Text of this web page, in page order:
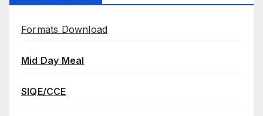
Formats Download
Mid Day Meal
SIQE/CCE